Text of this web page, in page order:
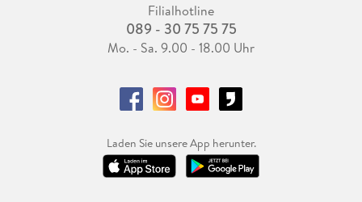
Filialhotline
089 - 30 75 75 75
Mo. - Sa. 9.00 - 18.00 Uhr
Laden Sie unsere App herunter.